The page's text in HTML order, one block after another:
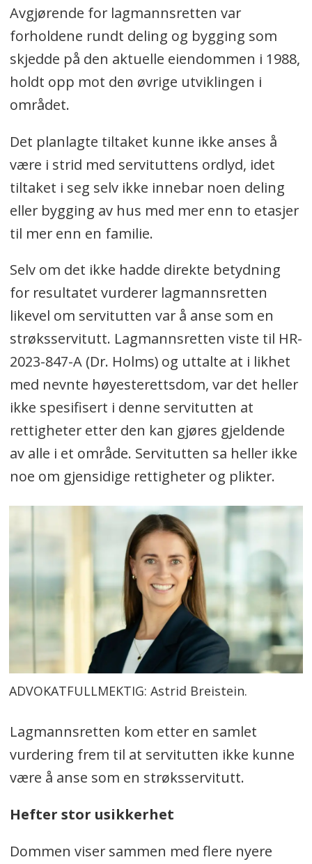
Avgjørende for lagmannsretten var
forholdene rundt deling og bygging som
skjedde på den aktuelle eiendommen i 1988,
holdt opp mot den øvrige utviklingen i
området.
Det planlagte tiltaket kunne ikke anses å
være i strid med servituttens ordlyd, idet
tiltaket i seg selv ikke innebar noen deling
eller bygging av hus med mer enn to etasjer
til mer enn en familie.
Selv om det ikke hadde direkte betydning
for resultatet vurderer lagmannsretten
likevel om servitutten var å anse som en
strøksservitutt. Lagmannsretten viste til HR-
2023-847-A (Dr. Holms) og uttalte at i likhet
med nevnte høyesterettsdom, var det heller
ikke spesifisert i denne servitutten at
rettigheter etter den kan gjøres gjeldende
av alle i et område. Servitutten sa heller ikke
noe om gjensidige rettigheter og plikter.
ADVOKATFULLMEKTIG: Astrid Breistein.
Lagmannsretten kom etter en samlet
vurdering frem til at servitutten ikke kunne
være å anse som en strøksservitutt.
Hefter stor usikkerhet
Dommen viser sammen med flere nyere